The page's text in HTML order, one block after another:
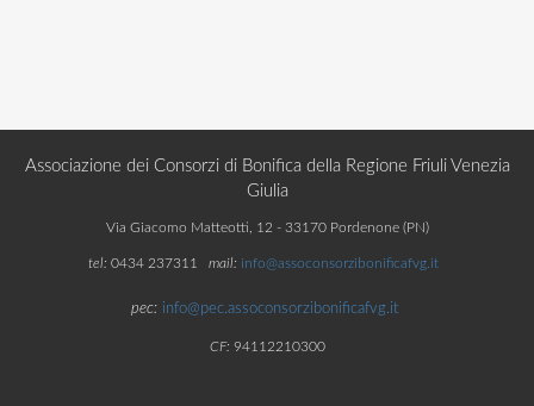
Associazione dei Consorzi di Bonifica della Regione Friuli Venezia
Giulia
Via Giacomo Matteotti, 12 - 33170 Pordenone (PN)
tel: 0434 237311 mail: info@assoconsorzibonificafvg.it
pec: info@pec.assoconsorzibonificafvg.it
CF: 94112210300